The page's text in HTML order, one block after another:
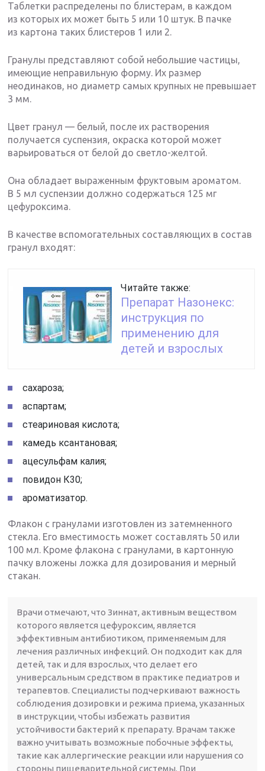
Таблетки распределены по блистерам, в каждом
из которых их может быть 5 или 10 штук. В пачке
из картона таких блистеров 1 или 2.
Гранулы представляют собой небольшие частицы,
имеющие неправильную форму. Их размер
неодинаков, но диаметр самых крупных не превышает
3 мм.
Цвет гранул — белый, после их растворения
получается суспензия, окраска которой может
варьироваться от белой до светло-желтой.
Она обладает выраженным фруктовым ароматом.
В 5 мл суспензии должно содержаться 125 мг
цефуроксима.
В качестве вспомогательных составляющих в состав
гранул входят:
Читайте также:
Препарат Назонекс:
инструкция по
применению для
детей и взрослых
сахароза;
аспартам;
стеариновая кислота;
камедь ксантановая;
ацесульфам калия;
повидон К30;
ароматизатор.
Флакон с гранулами изготовлен из затемненного
стекла. Его вместимость может составлять 50 или
100 мл. Кроме флакона с гранулами, в картонную
пачку вложены ложка для дозирования и мерный
стакан.
Врачи отмечают, что Зиннат, активным веществом
которого является цефуроксим, является
эффективным антибиотиком, применяемым для
лечения различных инфекций. Он подходит как для
детей, так и для взрослых, что делает его
универсальным средством в практике педиатров и
терапевтов. Специалисты подчеркивают важность
соблюдения дозировки и режима приема, указанных
в инструкции, чтобы избежать развития
устойчивости бактерий к препарату. Врачам также
важно учитывать возможные побочные эффекты,
такие как аллергические реакции или нарушения со
стороны пищеварительной системы. При